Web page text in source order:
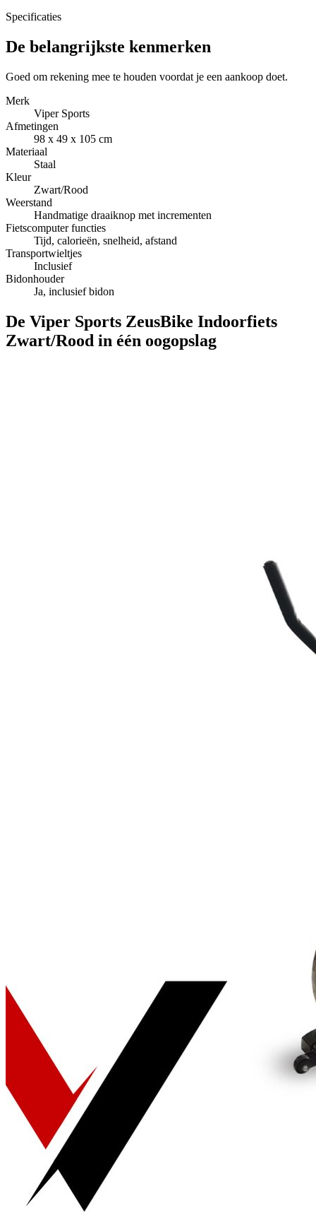
Specificaties
De belangrijkste kenmerken
Goed om rekening mee te houden voordat je een aankoop doet.
Merk
Viper Sports
Afmetingen
98 x 49 x 105 cm
Materiaal
Staal
Kleur
Zwart/Rood
Weerstand
Handmatige draaiknop met incrementen
Fietscomputer functies
Tijd, calorieën, snelheid, afstand
Transportwieltjes
Inclusief
Bidonhouder
Ja, inclusief bidon
De Viper Sports ZeusBike Indoorfiets
Zwart/Rood in één oogopslag